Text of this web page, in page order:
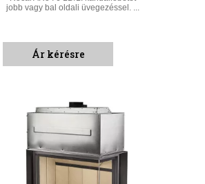
jobb vagy bal oldali üvegezéssel. ...
Ár kérésre